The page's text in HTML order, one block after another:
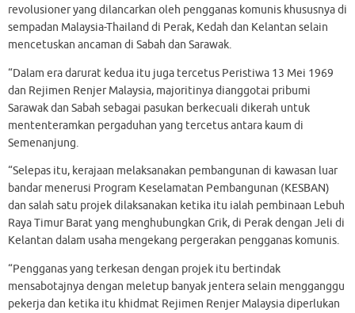
revolusioner yang dilancarkan oleh pengganas komunis khususnya di
sempadan Malaysia-Thailand di Perak, Kedah dan Kelantan selain
mencetuskan ancaman di Sabah dan Sarawak.
“Dalam era darurat kedua itu juga tercetus Peristiwa 13 Mei 1969
dan Rejimen Renjer Malaysia, majoritinya dianggotai pribumi
Sarawak dan Sabah sebagai pasukan berkecuali dikerah untuk
mententeramkan pergaduhan yang tercetus antara kaum di
Semenanjung.
“Selepas itu, kerajaan melaksanakan pembangunan di kawasan luar
bandar menerusi Program Keselamatan Pembangunan (KESBAN)
dan salah satu projek dilaksanakan ketika itu ialah pembinaan Lebuh
Raya Timur Barat yang menghubungkan Grik, di Perak dengan Jeli di
Kelantan dalam usaha mengekang pergerakan pengganas komunis.
“Pengganas yang terkesan dengan projek itu bertindak
mensabotajnya dengan meletup banyak jentera selain mengganggu
pekerja dan ketika itu khidmat Rejimen Renjer Malaysia diperlukan